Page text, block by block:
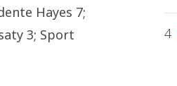
Hayes 7;
3; Sport